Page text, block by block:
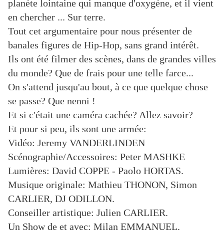
planète lointaine qui manque d'oxygène, et il vient
en chercher ... Sur terre.
Tout cet argumentaire pour nous présenter de
banales figures de Hip-Hop, sans grand intérêt.
Ils ont été filmer des scènes, dans de grandes villes
du monde? Que de frais pour une telle farce...
On s'attend jusqu'au bout, à ce que quelque chose
se passe? Que nenni !
Et si c'était une caméra cachée? Allez savoir?
Et pour si peu, ils sont une armée:
Vidéo: Jeremy VANDERLINDEN
Scénographie/Accessoires: Peter MASHKE
Lumières: David COPPE - Paolo HORTAS.
Musique originale: Mathieu THONON, Simon
CARLIER, DJ ODILLON.
Conseiller artistique: Julien CARLIER.
Un Show de et avec: Milan EMMANUEL.